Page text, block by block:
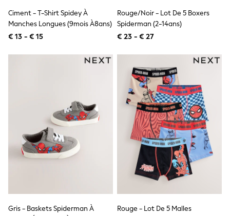
Trousers & Leggings
Sets & Outfits
Tops
Jumpsuits & Playsuits
Dungarees
Multipacks
All Holiday Shop
Tops
Dresses
Shorts
Skirts
Denim Jackets
Ciment - T-Shirt Spidey À
Manches Longues (9mois À8ans)
€ 13 - € 15
Rouge/Noir - Lot De 5 Boxers
Spiderman (2-14ans)
€ 23 - € 27
Gris - Baskets Spiderman À
Rouge - Lot De 5 Malles